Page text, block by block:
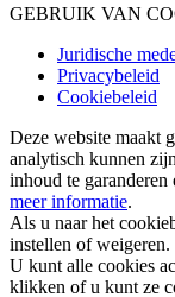
GEBRUIK VAN
Juridische
Privacybeleid
Cookiebeleid
Deze website maakt
analytisch kunnen
inhoud te
meer informatie.
Als u naar het
instellen of weigeren.
U kunt alle cookies
klikken of u kunt ze